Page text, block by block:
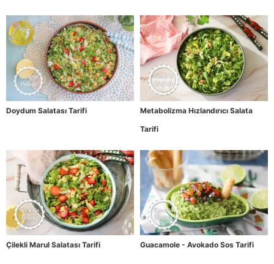
Doydum Salatası Tarifi
Metabolizma Hızlandırıcı Salata
Tarifi
Çilekli Marul Salatası Tarifi Guacamole - Avokado Sos Tarifi